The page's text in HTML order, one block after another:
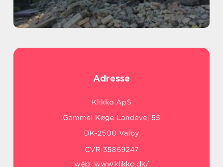
Adresse
web: www.klikko.dk/